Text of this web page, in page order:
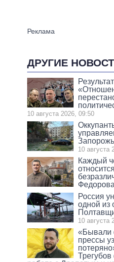
ДРУГИЕ
10 августа 2026, 09:50
10 августа
Каждый
Федорова
Россия
одной из
10 августа
«Бывали
прессы
Трегубов